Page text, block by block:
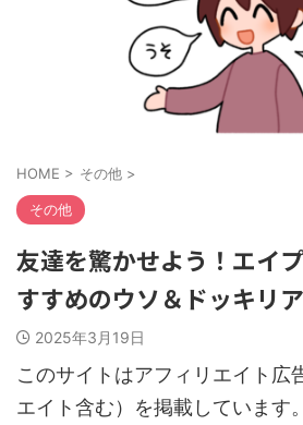
HOME > その他 >
その他
友達を驚かせよう！エイ
すすめのウソ＆ドッキリ
2025年3月19日
このサイトはアフィリエイト広
エイト含む）を掲載しています。